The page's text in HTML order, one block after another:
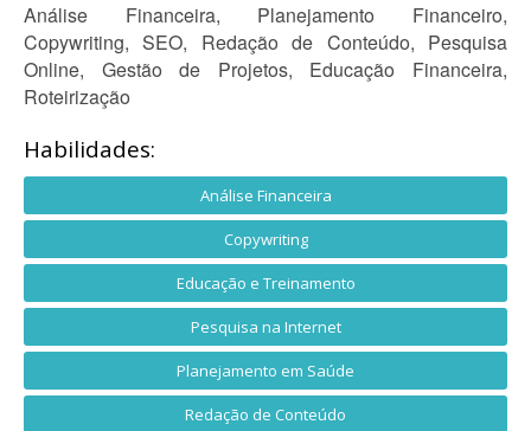
Análise Financeira, Planejamento Financeiro,
Copywriting, SEO, Redação de Conteúdo, Pesquisa
Online, Gestão de Projetos, Educação Financeira,
Roteirização
Habilidades:
Análise Financeira
Copywriting
Educação e Treinamento
Pesquisa na Internet
Planejamento em Saúde
Redação de Conteúdo